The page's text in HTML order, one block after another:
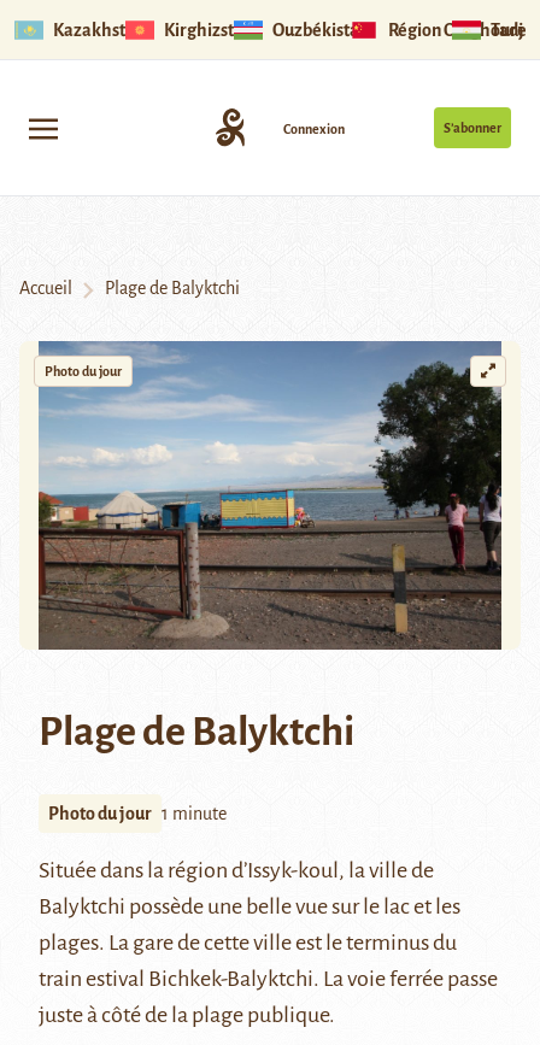
Kazakhstan Kirghizstan Ouzbékistan Région Ouïghoure
S’abonner
Connexion
Accueil Plage de Balyktchi
Photo du jour
Plage de Balyktchi
Photo du jour 1 minute
Située dans la région d’Issyk-koul, la ville de
Balyktchi possède une belle vue sur le lac et les
plages. La gare de cette ville est le terminus du
train estival Bichkek-Balyktchi. La voie ferrée passe
juste à côté de la plage publique.